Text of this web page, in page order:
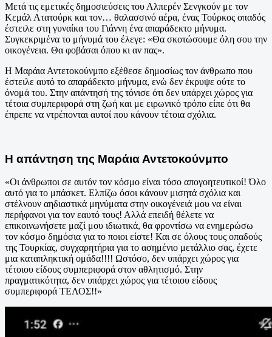
Μετά τις εμετικές δημοσιεύσεις του Αλπερέν Σενγκούν με τον
Κεμάλ Ατατούρκ και τον… θαλασσινό αέρα, ένας Τούρκος οπαδός
έστειλε στη γυναίκα του Γιάννη ένα απαράδεκτο μήνυμα.
Συγκεκριμένα το μήνυμά του έλεγε: «Θα σκοτώσουμε όλη σου την
οικογένεια. Θα φοβάσαι όπου κι αν πας».
Η Μαράια Αντετοκούνμπο εξέθεσε δημοσίως τον άνθρωπο που
έστειλε αυτό το απαράδεκτο μήνυμα, ενώ δεν έκρυψε ούτε το
όνομά του. Στην απάντησή της τόνισε ότι δεν υπάρχει χώρος για
τέτοια συμπεριφορά στη ζωή και με ειρωνικό τρόπο είπε ότι θα
έπρεπε να ντρέπονται αυτοί που κάνουν τέτοια σχόλια.
Η απάντηση της Μαράια Αντετοκούνμπο
«Οι άνθρωποι σε αυτόν τον κόσμο είναι τόσο απογοητευτικοί! Όλο
αυτό για το μπάσκετ. Ελπίζω όσοι κάνουν μισητά σχόλια και
στέλνουν αηδιαστικά μηνύματα στην οικογένειά μου να είναι
περήφανοι για τον εαυτό τους! Αλλά επειδή θέλετε να
επικοινωνήσετε μαζί μου ιδιωτικά, θα φροντίσω να ενημερώσω
τον κόσμο δημόσια για το ποιοι είστε! Και σε όλους τους οπαδούς
της Τουρκίας, συγχαρητήρια για το ασημένιο μετάλλιο σας, έχετε
μια καταπληκτική ομάδα!!!! Ωστόσο, δεν υπάρχει χώρος για
τέτοιου είδους συμπεριφορά στον αθλητισμό. Στην
πραγματικότητα, δεν υπάρχει χώρος για τέτοιου είδους
συμπεριφορά ΤΕΛΟΣ!!»